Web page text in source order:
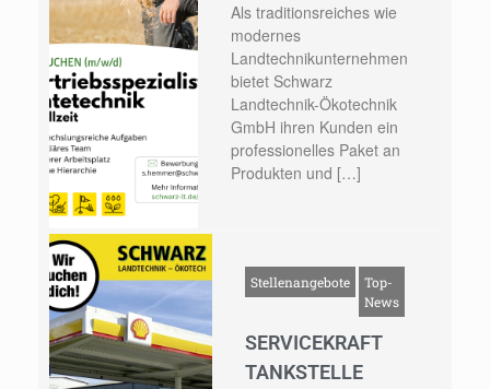
Als traditionsreiches wie
modernes
Landtechnikunternehmen
bietet Schwarz
Landtechnik-Ökotechnik
GmbH ihren Kunden ein
professionelles Paket an
Produkten und […]
Stellenangebote
Top-
News
SERVICEKRAFT
TANKSTELLE